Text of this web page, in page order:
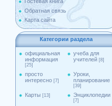
Гостевая книга
Обратная связь
Карта сайта
Категории раздела
официальная
информация
[25]
учеба для
учителей [8]
просто
интересно [7]
Уроки,
планирование
[39]
Карты [13] Энциклопедии
[7]